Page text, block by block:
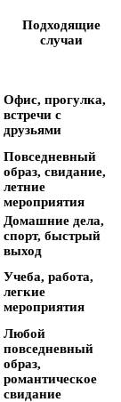
Подходящие
случаи
Офис, прогулка,
встречи с
друзьями
Повседневный
образ, свидание,
летние
мероприятия
Домашние дела,
спорт, быстрый
выход
Учеба, работа,
легкие
мероприятия
Любой
повседневный
образ,
романтическое
свидание